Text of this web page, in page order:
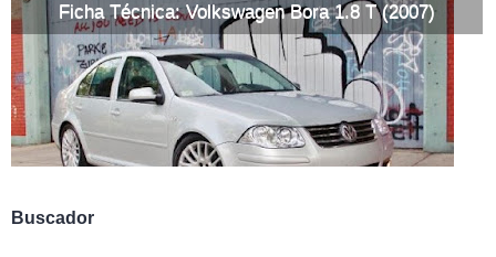
Ficha Técnica: Volkswagen Bora 1.8 T (2007)
Buscador